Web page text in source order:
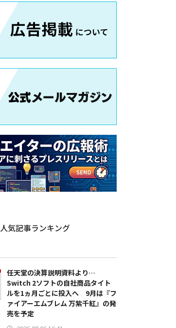
人気記事ランキング
任天堂の決算説明資料より…
Switch 2ソフトの自社商品タイト
ルを1ヵ月ごとに投入へ 9月は『フ
ァイアーエムブレム 万紫千紅』の発
売を予定